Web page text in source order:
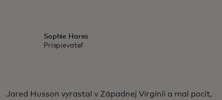
Sophie Hares
Prispievateľ
Jared Husson vyrastal v Západnej Virgínii a mal pocit,